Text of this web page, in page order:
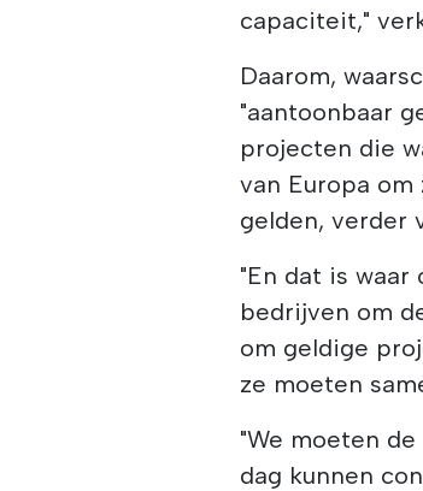
capaciteit,"
Daarom,
"aantoonbaar
projecten die
van Europa
gelden, verder
"En dat is
bedrijven om
om geldige
ze moeten
"We moeten
dag kunnen